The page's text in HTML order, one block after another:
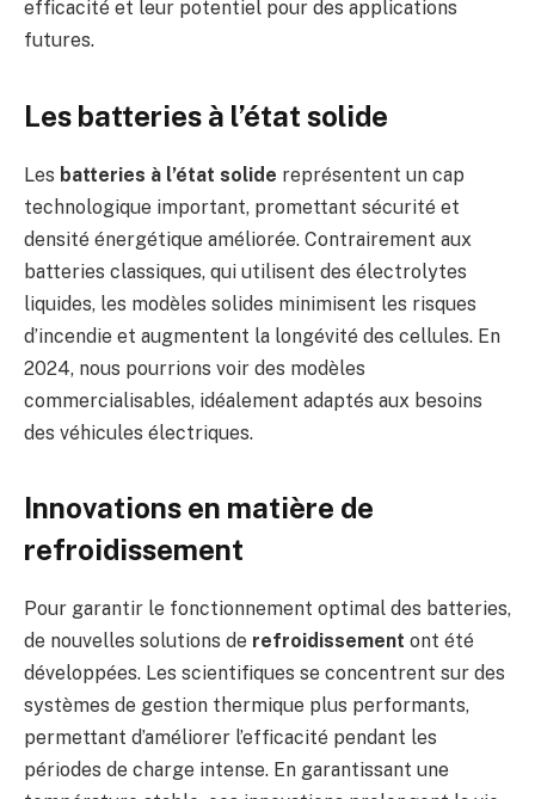
efficacité et leur potentiel pour des applications
futures.
Les batteries à l’état solide
Les batteries à l’état solide représentent un cap
technologique important, promettant sécurité et
densité énergétique améliorée. Contrairement aux
batteries classiques, qui utilisent des électrolytes
liquides, les modèles solides minimisent les risques
d’incendie et augmentent la longévité des cellules. En
2024, nous pourrions voir des modèles
commercialisables, idéalement adaptés aux besoins
des véhicules électriques.
Innovations en matière de
refroidissement
Pour garantir le fonctionnement optimal des batteries,
de nouvelles solutions de refroidissement ont été
développées. Les scientifiques se concentrent sur des
systèmes de gestion thermique plus performants,
permettant d’améliorer l’efficacité pendant les
périodes de charge intense. En garantissant une